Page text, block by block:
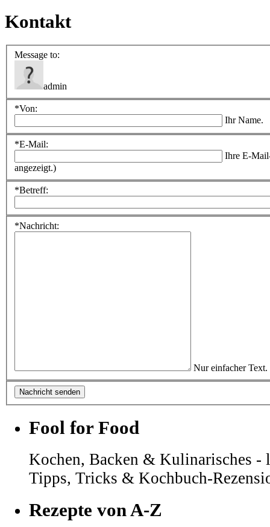
Kontakt
Message to:
admin
*Von:
Ihr Name.
*E-Mail:
Ihre E-
angezeigt.)
*Betreff:
*Nachricht:
Nur einfacher Text.
Fool for Food
Kochen, Backen & Kulinarisches -
Tipps, Tricks & Kochbuch-
Rezepte von A-Z